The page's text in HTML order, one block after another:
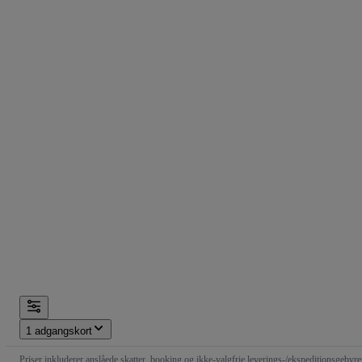
1 adgangskort
Priser inkluderer anslåede skatter, booking og ikke-valgfrie leverings-/